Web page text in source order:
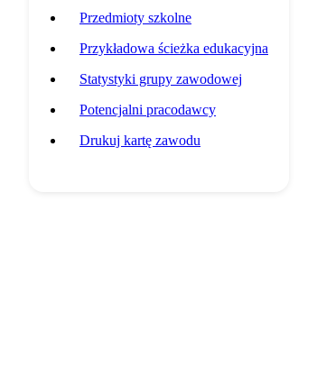
Przedmioty szkolne
Przykładowa ścieżka edukacyjna
Statystyki grupy zawodowej
Potencjalni pracodawcy
Drukuj kartę zawodu